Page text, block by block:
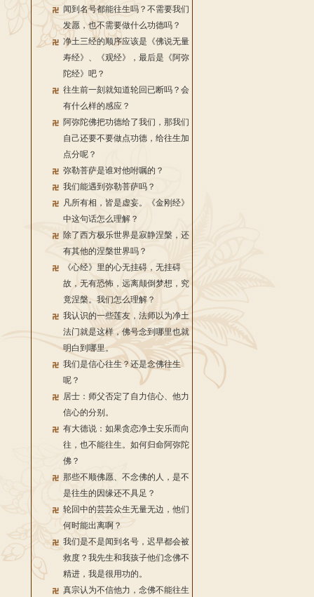
闻到名号都能往生吗？不需要我们
发愿，也不需要做什么功德吗？
净土三经的顺序应该是《佛说无量
寿经》、《观经》，最后是《阿弥
陀经》吧？
往生前一刻就知道轮回已断吗？会
有什么样的感应？
阿弥陀佛把功德给了我们，那我们
自己还要不要做点功德，给往生加
点分呢？
弥勒菩萨是谁对他咐嘱的？
我们能遇到弥勒菩萨吗？
凡所有相，皆是虚妄。《金刚经》
中这句话怎么理解？
除了西方极乐世界是寂静涅槃，还
有其他的涅槃世界吗？
《心经》里的心无挂碍，无挂碍
故，无有恐怖，远离颠倒梦想，究
竟涅槃。我们怎么理解？
我认识的一些莲友，法师以为净土
法门就是这样，佛号念到哪里也就
明白到哪里。
我们是信心往生？还是念佛往生
呢？
居士：师父否定了自力信心、他力
信心的分别。
有大德说：如果贪恋净土安乐而向
往，也不能往生。如何归命阿弥陀
佛？
那些不顺佛愿、不念佛的人，是不
是往生的因缘还不具足？
轮回中的芸芸众生无量无边，他们
何时能出离啊？
我们是不是闻到名号，迟早都会被
救度？我先生和我孩子他们念佛不
精进，我是很用功的。
真宗认为不信他力，念佛不能往生